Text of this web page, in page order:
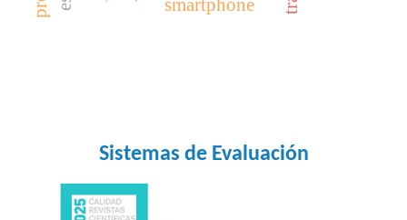
smartphone
Sistemas de Evaluación